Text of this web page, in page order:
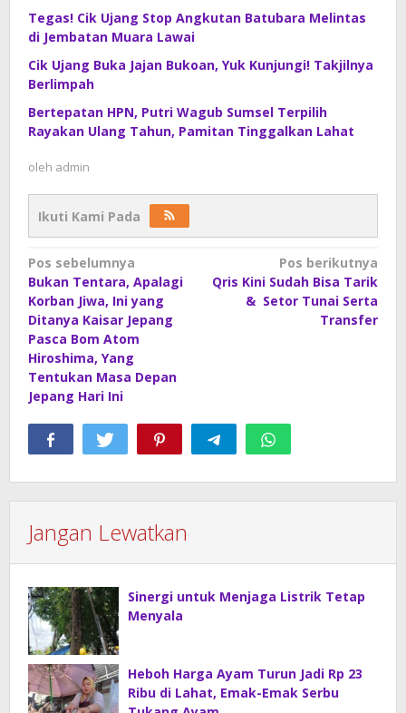
Tegas! Cik Ujang Stop Angkutan Batubara Melintas
di Jembatan Muara Lawai
Cik Ujang Buka Jajan Bukoan, Yuk Kunjungi! Takjilnya
Berlimpah
Bertepatan HPN, Putri Wagub Sumsel Terpilih
Rayakan Ulang Tahun, Pamitan Tinggalkan Lahat
oleh admin
Ikuti Kami Pada
Navigasi
pos
Pos sebelumnya
Bukan Tentara, Apalagi
Korban Jiwa, Ini yang
Ditanya Kaisar Jepang
Pasca Bom Atom
Hiroshima, Yang
Tentukan Masa Depan
Jepang Hari Ini
Pos berikutnya
Qris Kini Sudah Bisa Tarik
& Setor Tunai Serta
Transfer
Jangan Lewatkan
Sinergi untuk Menjaga Listrik Tetap
Menyala
Heboh Harga Ayam Turun Jadi Rp 23
Ribu di Lahat, Emak-Emak Serbu